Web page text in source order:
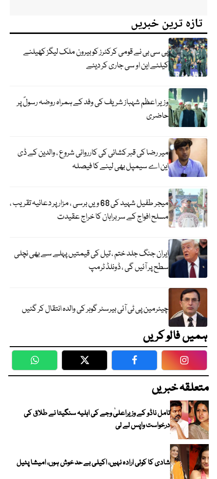
تازہ ترین خبریں
پی سی بی نے قومی کرکٹرز کو بیرون ملک لیگز کھیلنے
کیلئے این او سی جاری کر دیئے
وزیر اعظم شہباز شریف کی وفد کے ہمراہ روضہ رسولؐ پر
حاضری
میر رضا کی قبر کشائی کی کارروائی شروع ، والدین کے ڈی
این اے سیمپل بھی لینے کا فیصلہ
میجر طفیل شہید کی 68 ویں برسی ، مزار پر دعائیہ تقریب ،
مسلح افواج کے سربراہان کا خراج عقیدت
ایران جنگ جلد ختم ، تیل کی قیمتیں پہلے سے بھی نچلی
سطح پر آئیں گی ، ڈونلڈ ٹرمپ
چیئرمین پی ٹی آئی بیرسٹر گوہر کی والدہ انتقال کر گئیں
ہمیں فالو کریں
WhatsApp Twitter Facebook
متعلقہ خبریں
تامل ناڈو کے وزیراعلیٰ وجے کی اہلیہ سنگیتا نے طلاق کی
درخواست واپس لے لی
شادی کا کوئی ارادہ نہیں، اکیلی بے حد خوش ہوں، امیشا پٹیل